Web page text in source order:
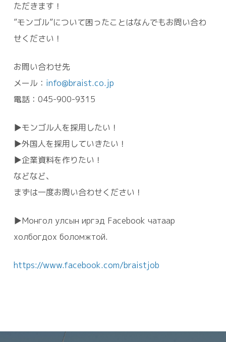
ただきます！
”モンゴル”について困ったことはなんでもお問い合わ
せください！
お問い合わせ先
メール： info@braist.co.jp
電話：045-900-9315
▶モンゴル人を採用したい！
▶外国人を採用していきたい！
▶企業資料を作りたい！
などなど、
まずは一度お問い合わせください！
▶Монгол улсын иргэд Facebook чатаар
холбогдох боломжтой.
https://www.facebook.com/braistjob